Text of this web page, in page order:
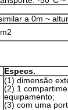
a 0m ~
Especs.
(1) dimensão
(2) 1
equipamento;
(3) com uma